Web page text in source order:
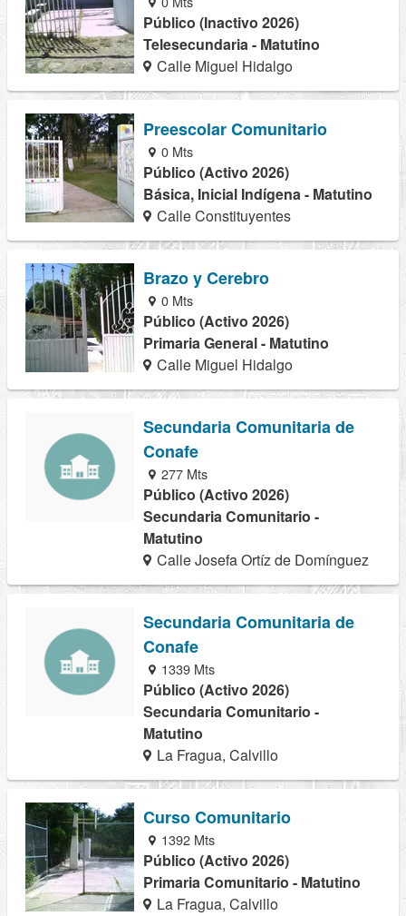
Público (Inactivo 2026)
Telesecundaria - Matutino
Calle Miguel Hidalgo
Preescolar Comunitario
0 Mts
Público (Activo 2026)
Básica, Inicial Indígena - Matutino
Calle Constituyentes
Brazo y Cerebro
0 Mts
Público (Activo 2026)
Primaria General - Matutino
Calle Miguel Hidalgo
Secundaria Comunitaria de
Conafe
277 Mts
Público (Activo 2026)
Secundaria Comunitario -
Matutino
Calle Josefa Ortíz de Domínguez
Secundaria Comunitaria de
Conafe
1339 Mts
Público (Activo 2026)
Secundaria Comunitario -
Matutino
La Fragua, Calvillo
Curso Comunitario
1392 Mts
Público (Activo 2026)
Primaria Comunitario - Matutino
La Fragua, Calvillo